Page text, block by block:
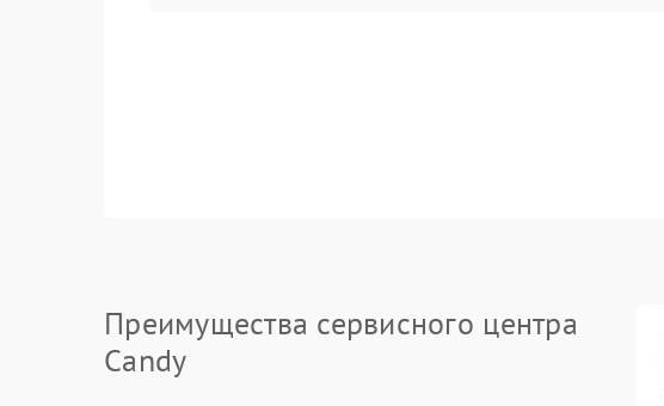
Преимущества сервисного центра
Candy